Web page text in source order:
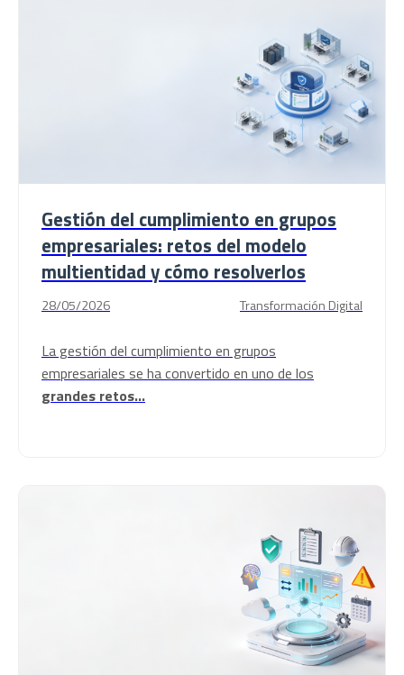
Gestión del cumplimiento en grupos
empresariales: retos del modelo
multientidad y cómo resolverlos
28/05/2026 Transformación Digital
La gestión del cumplimiento en grupos
empresariales se ha convertido en uno de los
grandes retos...